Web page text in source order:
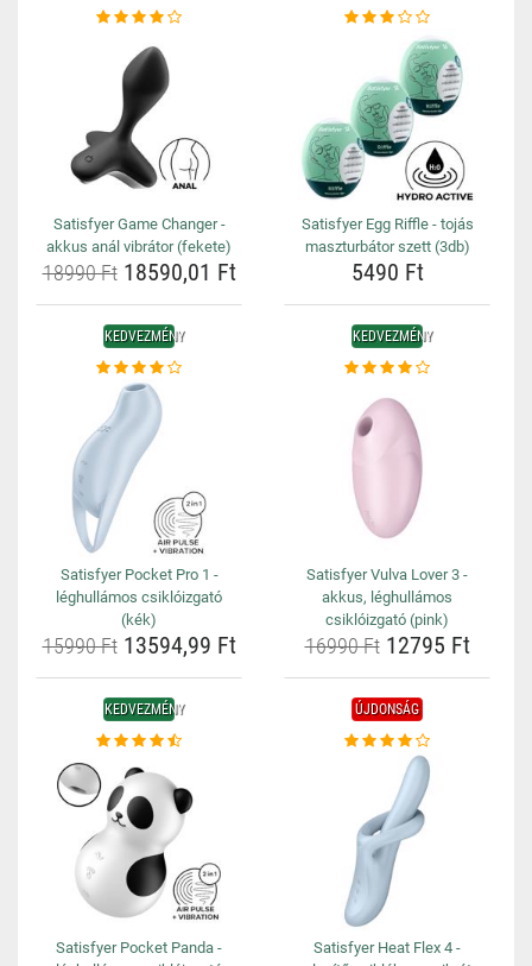
Satisfyer Game Changer -
akkus anál vibrátor (fekete)
18990 Ft18590,01 Ft
Satisfyer Egg Riffle - tojás
maszturbátor szett (3db)
5490 Ft
KEDVEZMÉNY
Satisfyer Pocket Pro 1 -
léghullámos csiklóizgató
(kék)
15990 Ft13594,99 Ft
KEDVEZMÉNY
Satisfyer Vulva Lover 3 -
akkus, léghullámos
csiklóizgató (pink)
16990 Ft12795 Ft
KEDVEZMÉNY
Satisfyer Pocket Panda -
ÚJDONSÁG
Satisfyer Heat Flex 4 -